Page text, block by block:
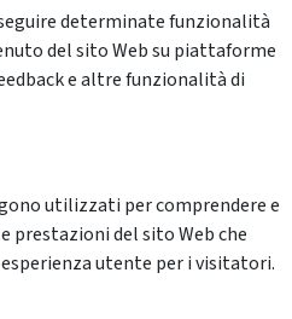
determinate funzionalità
del sito Web su piattaforme
e altre funzionalità di
utilizzati per comprendere e
prestazioni del sito Web che
utente per i visitatori.